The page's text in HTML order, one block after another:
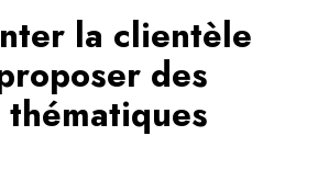
la clientèle
des